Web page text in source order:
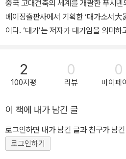
의 독특한 건축 체계가 형성되고 지속
할을 해온 계획 및 설계 방법을 중점
중국 고대 건축 연구에 전념하면서 60
구에도 힘써 이와 관련된 조부 푸쩡샹
傅忠謨의 유고를 정리하여 출판했으
리출판 기획팀의 팀원, 중국국가도서
중국 고대 서화사를 지속적으로 연구하
『푸시녠 서화 감정집』으로 출판됐다. 『
송 회화』(상·하)와 『원대 회화』(전3권)
있다. EBS 《클래스 e》, 《세계테마기
과 꾸준히 소통해 왔다.
중국 고대건축의 세계를 개괄한 푸시녠
베이징출판사에서 기획한 ‘대가소서
이다. ‘대가’는 저자가 대가임을 의미하
게 ‘대가소서’ 시리즈의 기획 의도다.
에는 학술성이 짙은 책이다. 총 6장과
은 독립적으로 읽힐 수 있는 내용이다.
시적으로 훑고 중국 고대 건축의 특징
‘고대 중국의 목구조 건축 설계의 특징’
(송)과 『공부공정주법工部工程做法』
목구조 건축의 설계 방법을 분석했는데,
2
100자평
0
리뷰
0
마이페
이 책에 내가 남긴 글
로그인하면 내가 남긴 글과 친구가 남
로그인하기